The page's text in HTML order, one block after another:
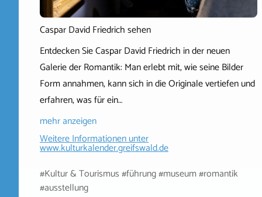
Caspar David Friedrich sehen
Entdecken Sie Caspar David Friedrich in der neuen
Galerie der Romantik: Man erlebt mit, wie seine Bilder
Form annahmen, kann sich in die Originale vertiefen und
erfahren, was für ein…
mehr anzeigen
Weitere Informationen unter
www.kulturkalender.greifswald.de
#Kultur & Tourismus #führung #museum #romantik
#ausstellung